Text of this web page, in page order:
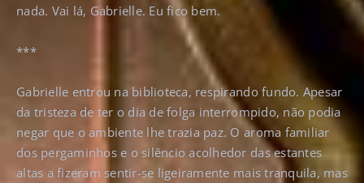
nada. Vai lá, Gabrielle. Eu fico bem.
***
Gabrielle entrou na biblioteca, respirando fundo. Apesar
da tristeza de ter o dia de folga interrompido, não podia
negar que o ambiente lhe trazia paz. O aroma familiar
dos pergaminhos e o silêncio acolhedor das estantes
altas a fizeram sentir-se ligeiramente mais tranquila, mas